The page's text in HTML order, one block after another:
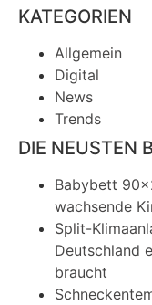
KATEGORIEN
Allgemein
Digital
News
Trends
DIE NEUSTEN
Babybett
wachsende
Split-
Deutschland
braucht